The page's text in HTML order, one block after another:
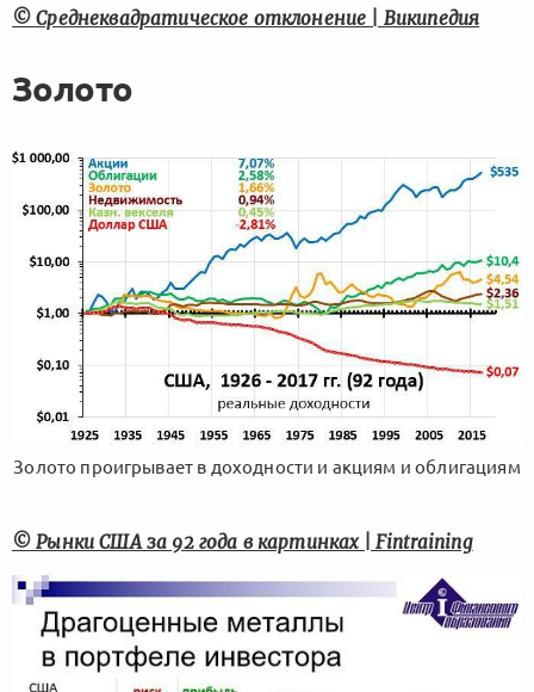
© Среднеквадратическое отклонение | Википедия
Золото
Золото проигрывает в доходности и акциям и облигациям
© Рынки США за 92 года в картинках | Fintraining